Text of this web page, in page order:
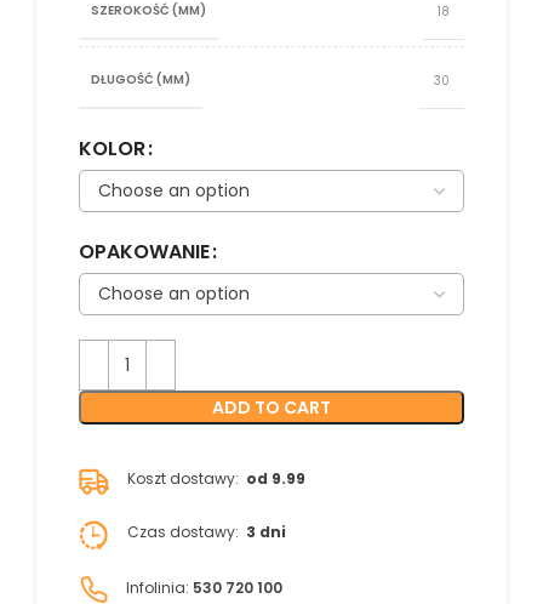
SZEROKOŚĆ (MM) 18
DŁUGOŚĆ (MM) 30
KOLOR
OPAKOWANIE
ADD TO CART
Koszt dostawy: od 9.99
Czas dostawy: 3 dni
Infolinia: 530 720 100